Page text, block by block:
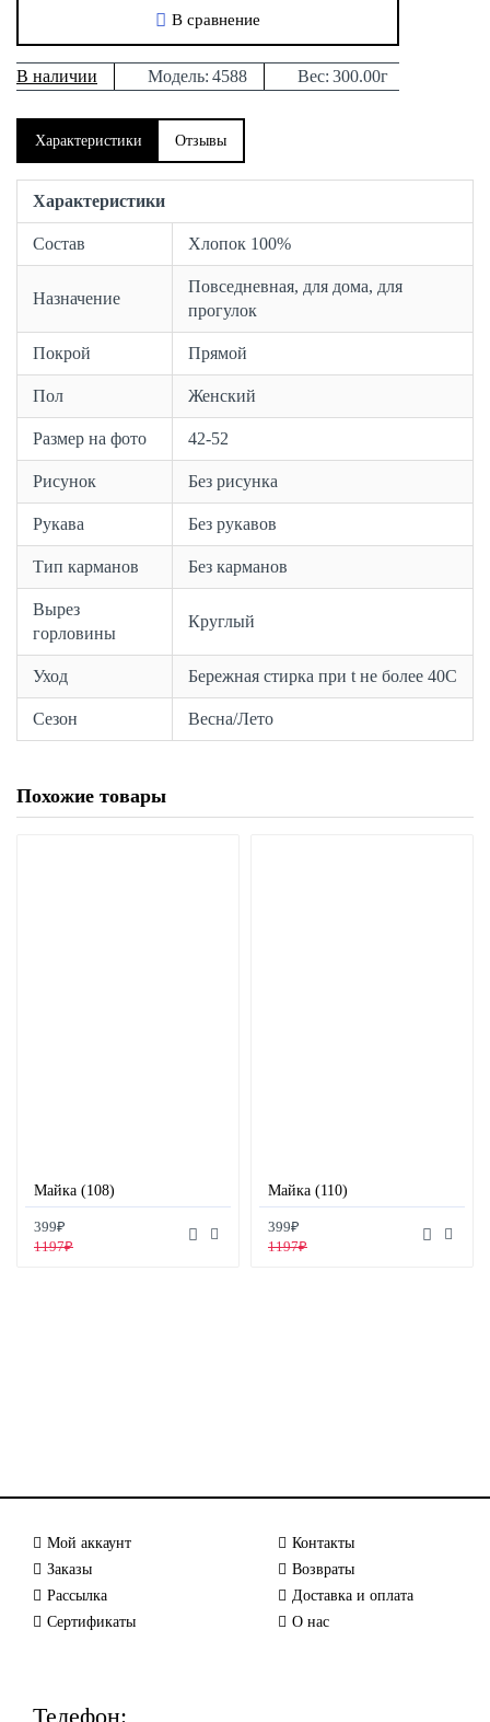
В наличии Модель: 4588 Вес: 300.00г
В сравнение
Характеристики Отзывы
Характеристики
Состав Хлопок 100%
Назначение
Повседневная, для дома, для
прогулок
Покрой Прямой
Пол Женский
Размер на фото 42-52
Рисунок Без рисунка
Рукава Без рукавов
Тип карманов Без карманов
Вырез
горловины
Круглый
Уход Бережная стирка при t не более 40С
Сезон Весна/Лето
Похожие товары
Майка (108)
399₽
1197₽
Майка (110)
399₽
1197₽
Мой аккаунт
Заказы
Рассылка
Сертификаты
Контакты
Возвраты
Доставка и оплата
О нас
Телефон: